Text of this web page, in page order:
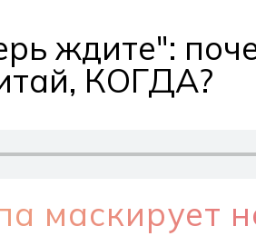
ждите":
КОГДА?
маскирует